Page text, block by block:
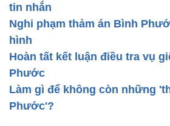
tin nhắn
Nghi phạm thảm án Bình
hình
Hoàn tất kết luận điều tra vụ
Phước
Làm gì để không còn những
Phước'?